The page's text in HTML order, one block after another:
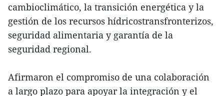
cambioclimático, la transición energética y la
gestión de los recursos hídricostransfronterizos,
seguridad alimentaria y garantía de la
seguridad regional.
Afirmaron el compromiso de una colaboración
a largo plazo para apoyar la integración y el